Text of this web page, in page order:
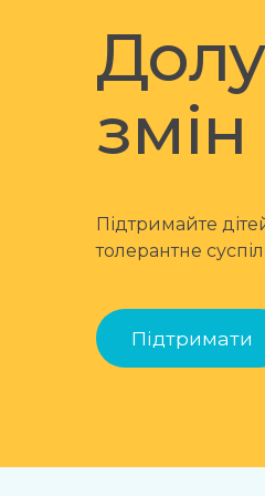
Підтримайте
толерантне
Підтримати